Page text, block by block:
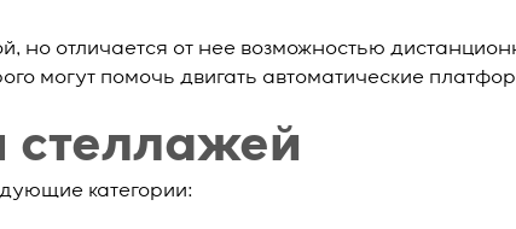
но отличается от нее возможностью
могут помочь двигать автоматические
стеллажей
категории: